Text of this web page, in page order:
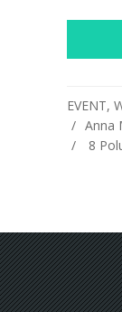
EVENT,
Anna
8